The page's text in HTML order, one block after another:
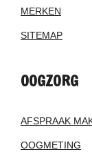
MERKEN
SITEMAP
OOGZORG
AFSPRAAK
OOGMETING